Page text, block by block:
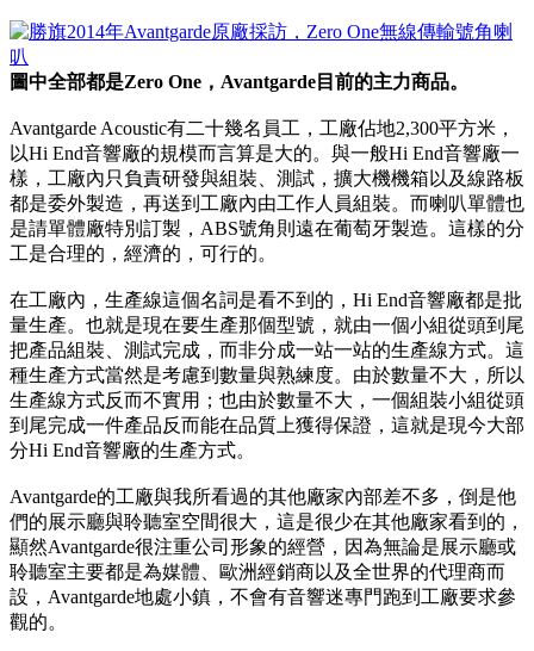
圖中全部都是Zero One，Avantgarde目前的主力商品。
Avantgarde Acoustic有二十幾名員工，工廠佔地2,300平方米，
以Hi End音響廠的規模而言算是大的。與一般Hi End音響廠一
樣，工廠內只負責研發與組裝、測試，擴大機機箱以及線路板
都是委外製造，再送到工廠內由工作人員組裝。而喇叭單體也
是請單體廠特別訂製，ABS號角則遠在葡萄牙製造。這樣的分
工是合理的，經濟的，可行的。
在工廠內，生產線這個名詞是看不到的，Hi End音響廠都是批
量生產。也就是現在要生產那個型號，就由一個小組從頭到尾
把產品組裝、測試完成，而非分成一站一站的生產線方式。這
種生產方式當然是考慮到數量與熟練度。由於數量不大，所以
生產線方式反而不實用；也由於數量不大，一個組裝小組從頭
到尾完成一件產品反而能在品質上獲得保證，這就是現今大部
分Hi End音響廠的生產方式。
Avantgarde的工廠與我所看過的其他廠家內部差不多，倒是他
們的展示廳與聆聽室空間很大，這是很少在其他廠家看到的，
顯然Avantgarde很注重公司形象的經營，因為無論是展示廳或
聆聽室主要都是為媒體、歐洲經銷商以及全世界的代理商而
設，Avantgarde地處小鎮，不會有音響迷專門跑到工廠要求參
觀的。